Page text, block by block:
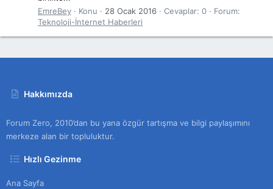
EmreBey
Konu 28 Ocak 2016 Cevaplar: 0
Forum:
Teknoloji-İnternet Haberleri
Hakkımızda
Forum Zero, 2010’dan bu yana özgür tartışma ve bilgi paylaşımını
merkeze alan bir topluluktur.
Hızlı Gezinme
Ana Sayfa